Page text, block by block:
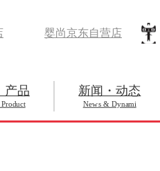
婴尚京东自营店
产品 新闻・动态
News & Dynami